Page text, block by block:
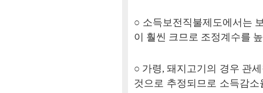
○ 소득보전직불제도에서는
이 훨씬 크므로 조정계수를
○ 가령, 돼지고기의 경우 관
것으로 추정되므로 소득감